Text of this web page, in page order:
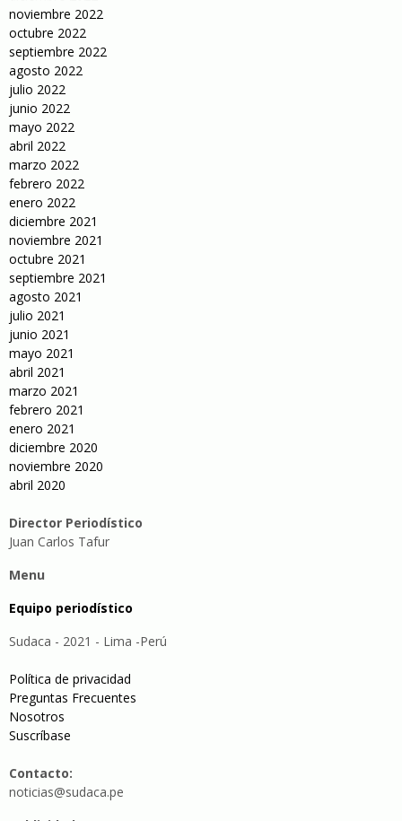
noviembre 2022
octubre 2022
septiembre 2022
agosto 2022
julio 2022
junio 2022
mayo 2022
abril 2022
marzo 2022
febrero 2022
enero 2022
diciembre 2021
noviembre 2021
octubre 2021
septiembre 2021
agosto 2021
julio 2021
junio 2021
mayo 2021
abril 2021
marzo 2021
febrero 2021
enero 2021
diciembre 2020
noviembre 2020
abril 2020
Director Periodístico
Juan Carlos Tafur
Menu
Equipo periodístico
Sudaca - 2021 - Lima -Perú
Política de privacidad
Preguntas Frecuentes
Nosotros
Suscríbase
Contacto:
noticias@sudaca.pe